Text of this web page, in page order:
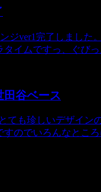
ジver1完了しました
イムですっ、ぐびっ
谷ベース
も珍しいデザイン
のでいろんなとこ